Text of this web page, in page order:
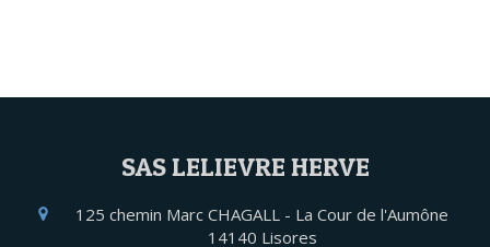
SAS LELIEVRE HERVE
125 chemin Marc CHAGALL - La Cour de l'Aumône
14140 Lisores